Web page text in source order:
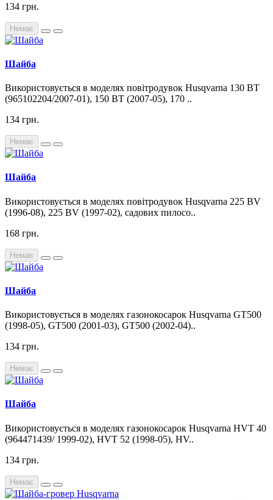
134 грн.
Немає
Шайба
Використовується в моделях повітродувок Husqvarna 130 BT
(965102204/2007-01), 150 BT (2007-05), 170 ..
134 грн.
Немає
Шайба
Використовується в моделях повітродувок Husqvarna 225 BV
(1996-08), 225 BV (1997-02), садових пилосо..
168 грн.
Немає
Шайба
Використовується в моделях газонокосарок Husqvarna GT500
(1998-05), GT500 (2001-03), GT500 (2002-04)..
134 грн.
Немає
Шайба
Використовується в моделях газонокосарок Husqvarna HVT 40
(964471439/ 1999-02), HVT 52 (1998-05), HV..
134 грн.
Немає